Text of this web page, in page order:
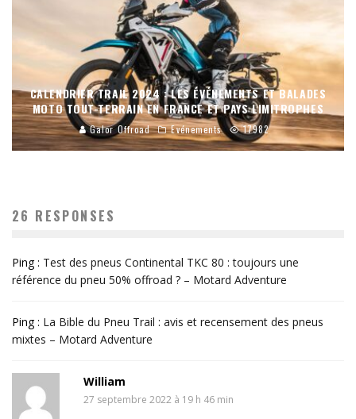
CALENDRIER TRAIL 2024 : LES ÉVÉNEMENTS ET BALADES
MOTO TOUT-TERRAIN EN FRANCE ET PAYS LIMITROPHES
Galor Offroad Evénements 17982
26 RESPONSES
Ping : Test des pneus Continental TKC 80 : toujours une
référence du pneu 50% offroad ? – Motard Adventure
Ping : La Bible du Pneu Trail : avis et recensement des pneus
mixtes – Motard Adventure
William
27 septembre 2022 à 19 h 46 min